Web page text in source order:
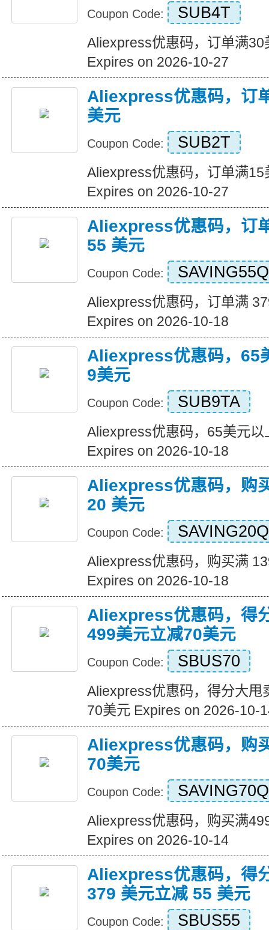
Coupon Code: SUB4T
Aliexpress优惠码，订单满30
Expires on 2026-10-27
Aliexpress优惠码，订
美元
Coupon Code: SUB2T
Aliexpress优惠码，订单满15
Expires on 2026-10-27
Aliexpress优惠码，订
55 美元
Coupon Code: SAVING55Q
Aliexpress优惠码，订单满
Expires on 2026-10-18
Aliexpress优惠码，65
9美元
Coupon Code: SUB9TA
Aliexpress优惠码，65美元以
Expires on 2026-10-18
Aliexpress优惠码，购
20 美元
Coupon Code: SAVING20Q
Aliexpress优惠码，购买满
Expires on 2026-10-18
Aliexpress优惠码，得
499美元立减70美元
Coupon Code: SBUS70
Aliexpress优惠码，得分大甩
70美元 Expires on 2026-10-
Aliexpress优惠码，购
70美元
Coupon Code: SAVING70Q
Aliexpress优惠码，购买满
Expires on 2026-10-14
Aliexpress优惠码，得
379 美元立减 55 美元
Coupon Code: SBUS55